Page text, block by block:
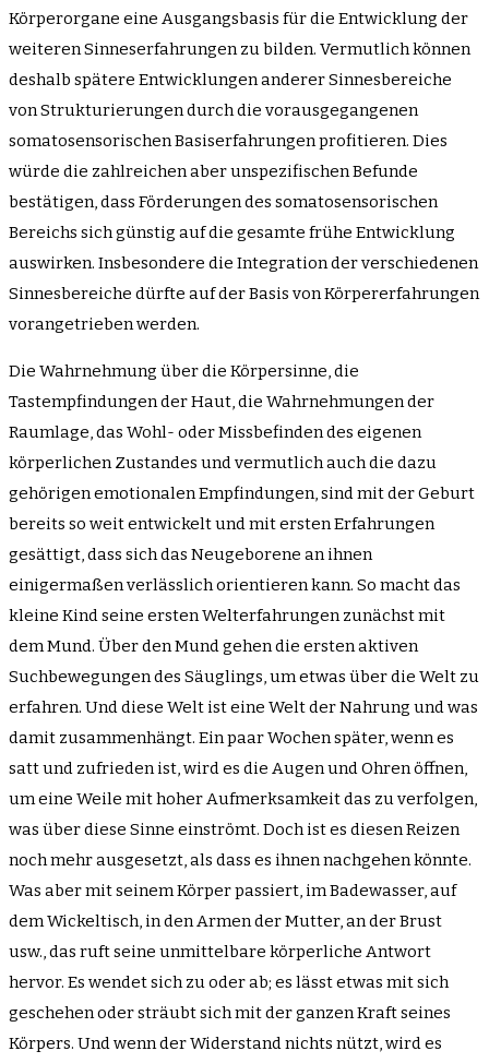
Körperorgane eine Ausgangsbasis für die Entwicklung der
weiteren Sinneserfahrungen zu bilden. Vermutlich können
deshalb spätere Entwicklungen anderer Sinnesbereiche
von Strukturierungen durch die vorausgegangenen
somatosensorischen Basiserfahrungen profitieren. Dies
würde die zahlreichen aber unspezifischen Befunde
bestätigen, dass Förderungen des somatosensorischen
Bereichs sich günstig auf die gesamte frühe Entwicklung
auswirken. Insbesondere die Integration der verschiedenen
Sinnesbereiche dürfte auf der Basis von Körpererfahrungen
vorangetrieben werden.
Die Wahrnehmung über die Körpersinne, die
Tastempfindungen der Haut, die Wahrnehmungen der
Raumlage, das Wohl- oder Missbefinden des eigenen
körperlichen Zustandes und vermutlich auch die dazu
gehörigen emotionalen Empfindungen, sind mit der Geburt
bereits so weit entwickelt und mit ersten Erfahrungen
gesättigt, dass sich das Neugeborene an ihnen
einigermaßen verlässlich orientieren kann. So macht das
kleine Kind seine ersten Welterfahrungen zunächst mit
dem Mund. Über den Mund gehen die ersten aktiven
Suchbewegungen des Säuglings, um etwas über die Welt zu
erfahren. Und diese Welt ist eine Welt der Nahrung und was
damit zusammenhängt. Ein paar Wochen später, wenn es
satt und zufrieden ist, wird es die Augen und Ohren öffnen,
um eine Weile mit hoher Aufmerksamkeit das zu verfolgen,
was über diese Sinne einströmt. Doch ist es diesen Reizen
noch mehr ausgesetzt, als dass es ihnen nachgehen könnte.
Was aber mit seinem Körper passiert, im Badewasser, auf
dem Wickeltisch, in den Armen der Mutter, an der Brust
usw., das ruft seine unmittelbare körperliche Antwort
hervor. Es wendet sich zu oder ab; es lässt etwas mit sich
geschehen oder sträubt sich mit der ganzen Kraft seines
Körpers. Und wenn der Widerstand nichts nützt, wird es